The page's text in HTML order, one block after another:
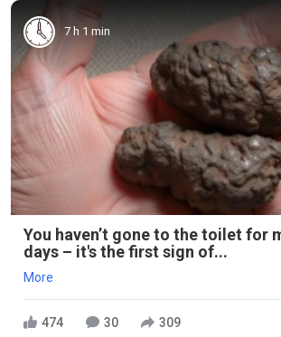
7 h 1 min
You haven’t gone to the toilet for
days – it's the first sign of...
More
474 30 309